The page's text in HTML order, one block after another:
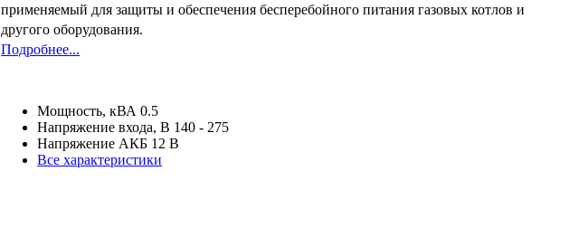
применяемый для защиты и обеспечения бесперебойного питания газовых котлов и
другого оборудования.
Подробнее...
Мощность, кВА 0.5
Напряжение входа, В 140 - 275
Напряжение АКБ 12 В
Все характеристики